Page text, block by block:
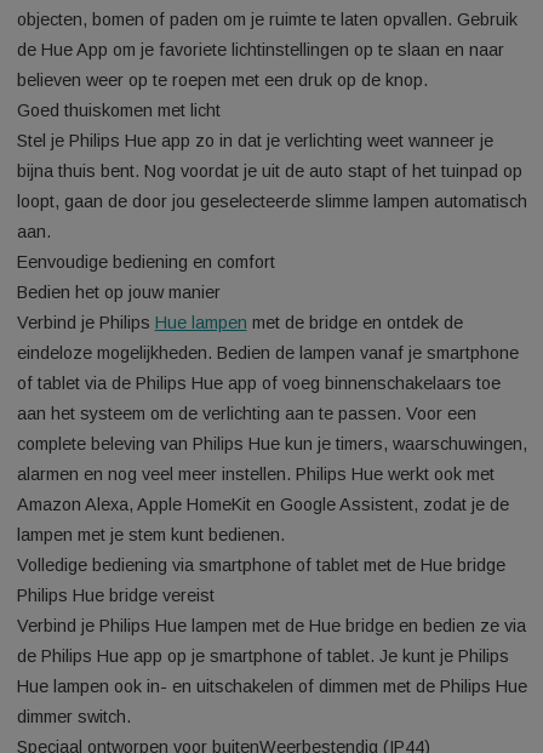
Daylo weerbestendig.
Onbegrensde mogelijkheden
Schilder je buitenruimte
Met Philips Hue buitenverlichting bestaan er geen grenzen
magie die je kunt toevoegen. Speel met 16 miljoen kleuren
tinten wit licht om het gewenste effect te creëren. Accentueer
objecten, bomen of paden om je ruimte te laten opvallen.
de Hue App om je favoriete lichtinstellingen op te slaan en
believen weer op te roepen met een druk op de knop.
Goed thuiskomen met licht
Stel je Philips Hue app zo in dat je verlichting weet wanneer
bijna thuis bent. Nog voordat je uit de auto stapt of het
loopt, gaan de door jou geselecteerde slimme lampen
aan.
Eenvoudige bediening en comfort
Bedien het op jouw manier
Verbind je Philips Hue lampenmet de bridge en ontdek de
eindeloze mogelijkheden. Bedien de lampen vanaf je
of tablet via de Philips Hue app of voeg binnenschakelaars
aan het systeem om de verlichting aan te passen. Voor een
complete beleving van Philips Hue kun je timers,
alarmen en nog veel meer instellen. Philips Hue werkt ook
We gebruiken cookies om ervoor te zorgen dat onze
website zo soepel mogelijk draait. Als je doorgaat met het
gebruiken van de website, gaan we er vanuit dat je ermee
instemt.
Cookie Instellingen